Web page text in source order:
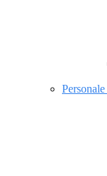
Personale